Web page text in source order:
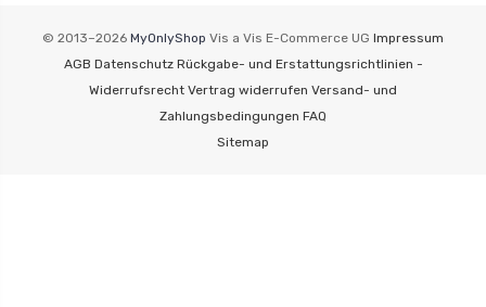
© 2013–2026 MyOnlyShop Vis a Vis E-Commerce UG Impressum
AGB Datenschutz Rückgabe- und Erstattungsrichtlinien -
Widerrufsrecht Vertrag widerrufen Versand- und
Zahlungsbedingungen FAQ
Sitemap